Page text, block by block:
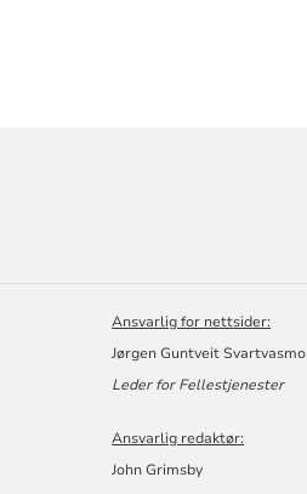
Ansvarlig for nettsider:
Jørgen Guntveit Svartvasmo
Leder for Fellestjenester
Ansvarlig redaktør:
John Grimsby